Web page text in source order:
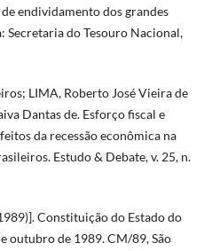
endividamento dos grandes
do Tesouro Nacional,
LIMA, Roberto José Vieira de
Dantas de. Esforço fiscal e
da recessão econômica na
Estudo & Debate, v. 25, n.
Constituição do Estado do
outubro de 1989. CM/89, São